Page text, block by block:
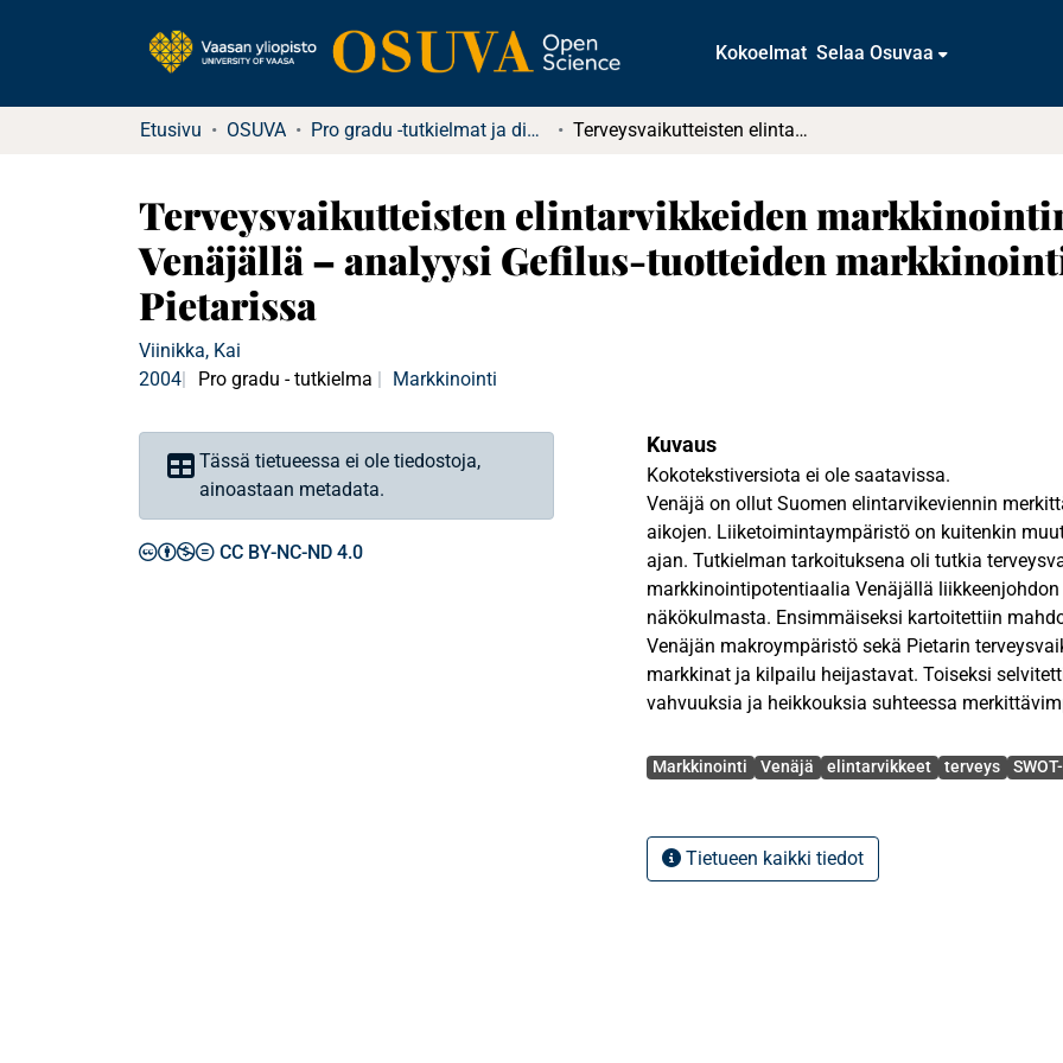
Kokoelmat Selaa Osuvaa
Etusivu OSUVA Pro gradu -tutkielmat ja diplomityöt Terveysvaikutteisten elintarvikkeiden markkinointimahdollisuudet Venäjällä – analyysi Gefilus-tuotteiden markkinointimahdollisuuksista Pietarissa
Terveysvaikutteisten elintarvikkeiden
Venäjällä – analyysi Gefilus-tuotteiden
Pietarissa
Viinikka, Kai
2004
Pro gradu - tutkielma Markkinointi
Tässä tietueessa ei ole tiedostoja,
ainoastaan metadata.
CC BY-NC-ND 4.0
Kuvaus
Kokotekstiversiota ei ole saatavissa.
Venäjä on ollut Suomen elintarvikeviennin
aikojen. Liiketoimintaympäristö on kuitenkin
ajan. Tutkielman tarkoituksena oli tutkia
markkinointipotentiaalia Venäjällä
näkökulmasta. Ensimmäiseksi kartoitettiin
Venäjän makroympäristö sekä Pietarin
markkinat ja kilpailu heijastavat. Toiseksi
vahvuuksia ja heikkouksia suhteessa
kansainvälisessä kärjessä maitotuotteissa.
Tutkielma edustaa tapaustutkimusta, jossa
Avainsanat
Markkinointi Venäjä elintarvikkeet terveys
Tietueen kaikki tiedot